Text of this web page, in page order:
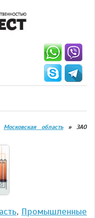
Московская область»ЗАО
, Промышленные